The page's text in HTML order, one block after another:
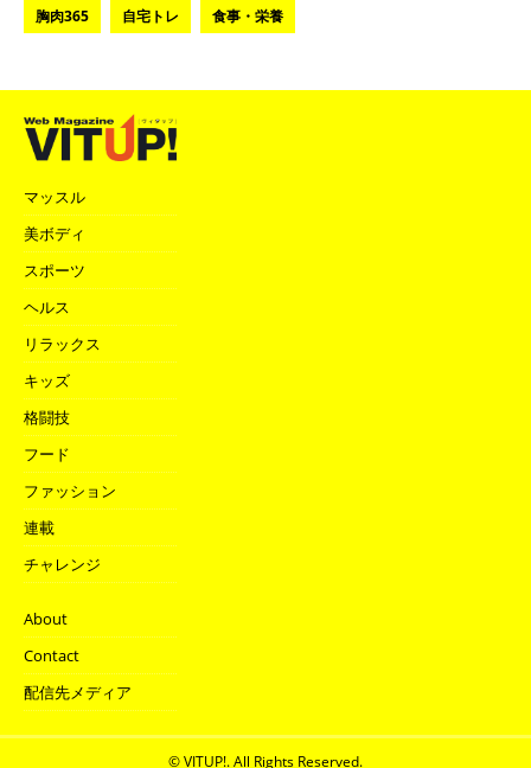
胸肉365 自宅トレ 食事・栄養
マッスル
美ボディ
スポーツ
ヘルス
リラックス
キッズ
格闘技
フード
ファッション
連載
チャレンジ
About
Contact
配信先メディア
© VITUP!. All Rights Reserved.